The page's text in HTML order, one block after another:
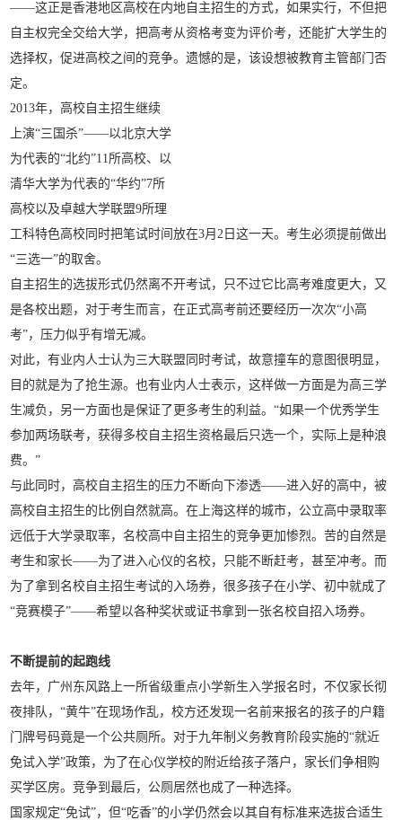
——这正是香港地区高校在内地自主招生的方式，如果实行，不但把
自主权完全交给大学，把高考从资格考变为评价考，还能扩大学生的
选择权，促进高校之间的竞争。遗憾的是，该设想被教育主管部门否
定。
2013年，高校自主招生继续
上演“三国杀”——以北京大学
为代表的“北约”11所高校、以
清华大学为代表的“华约”7所
高校以及卓越大学联盟9所理
工科特色高校同时把笔试时间放在3月2日这一天。考生必须提前做出
“三选一”的取舍。
自主招生的选拔形式仍然离不开考试，只不过它比高考难度更大，又
是各校出题，对于考生而言，在正式高考前还要经历一次次“小高
考”，压力似乎有增无减。
对此，有业内人士认为三大联盟同时考试，故意撞车的意图很明显，
目的就是为了抢生源。也有业内人士表示，这样做一方面是为高三学
生减负，另一方面也是保证了更多考生的利益。“如果一个优秀学生
参加两场联考，获得多校自主招生资格最后只选一个，实际上是种浪
费。”
与此同时，高校自主招生的压力不断向下渗透——进入好的高中，被
高校自主招生的比例自然就高。在上海这样的城市，公立高中录取率
远低于大学录取率，名校高中自主招生的竞争更加惨烈。苦的自然是
考生和家长——为了进入心仪的名校，只能不断赶考，甚至冲考。而
为了拿到名校自主招生考试的入场券，很多孩子在小学、初中就成了
“竞赛模子”——希望以各种奖状或证书拿到一张名校自招入场券。
不断提前的起跑线
去年，广州东风路上一所省级重点小学新生入学报名时，不仅家长彻
夜排队，“黄牛”在现场作乱，校方还发现一名前来报名的孩子的户籍
门牌号码竟是一个公共厕所。对于九年制义务教育阶段实施的“就近
免试入学”政策，为了在心仪学校的附近给孩子落户，家长们争相购
买学区房。竞争到最后，公厕居然也成了一种选择。
国家规定“免试”，但“吃香”的小学仍然会以其自有标准来选拔合适生